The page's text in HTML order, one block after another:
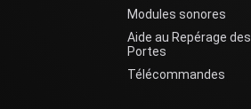
Modules sonores
Aide au Repérage des
Portes
Télécommandes